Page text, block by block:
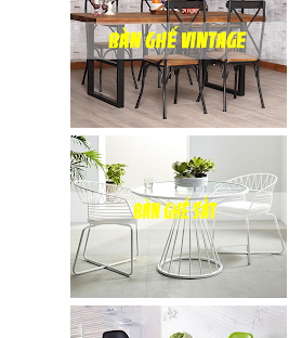
chân trụ
thép sơn
tĩnh điện